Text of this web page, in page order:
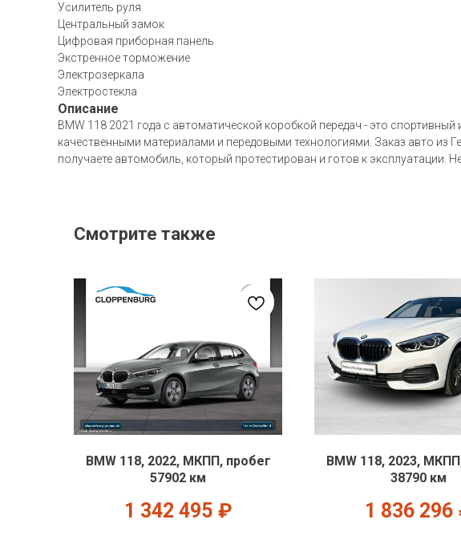
Усилитель руля
Центральный замок
Цифровая приборная панель
Экстренное торможение
Электрозеркала
Электростекла
Описание
BMW 118 2021 года с автоматической коробкой передач - это
качественными материалами и передовыми технологиями. Заказ авто из
получаете автомобиль, который протестирован и готов к эксплуатации.
Смотрите также
BMW 118, 2022, МКПП, пробег
57902 км
1 342 495 ₽
BMW 118, 2023,
38790 км
1 836 296